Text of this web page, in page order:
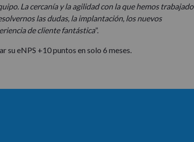
La cercanía y la agilidad con la que hemos trabajado
las dudas, la implantación, los nuevos
de cliente fantástica”.
su eNPS +10 puntos en solo 6 meses.